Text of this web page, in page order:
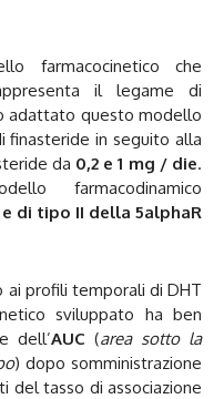
farmacocinetico che
il legame di
adattato questo modello
finasteride in seguito alla
da 0,2 e 1 mg / die.
farmacodinamico
di tipo II della 5alphaR
profili temporali di DHT
sviluppato ha ben
dell’AUC (area sotto la
) dopo somministrazione
del tasso di associazione